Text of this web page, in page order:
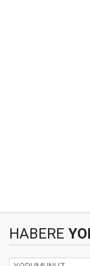
HABERE